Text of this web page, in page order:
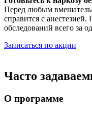
Перед любым
справится с
обследований всего за
Записаться по акции
Часто
О программе